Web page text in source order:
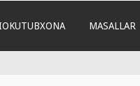
MASALLAR